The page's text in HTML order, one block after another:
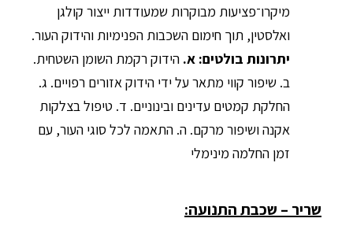
מיקרו־פציעות מבוקרות שמעודדות ייצור קולגן
ואלסטין, תוך חימום השכבות הפנימיות והידוק העור.
יתרונות בולטים: א. הידוק רקמת השומן השטחית.
ב. שיפור קווי מתאר על ידי הידוק אזורים רפויים. ג.
החלקת קמטים עדינים ובינוניים. ד. טיפול בצלקות
אקנה ושיפור מרקם. ה. התאמה לכל סוגי העור, עם
זמן החלמה מינימלי
שריר – שכבת התנועה: